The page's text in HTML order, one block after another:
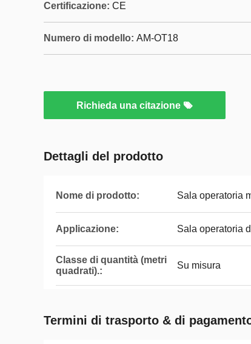
Certificazione: CE
Numero di modello: AM-OT18
Richieda una citazione
Dettagli del prodotto
Nome di prodotto: Sala operatoria
Applicazione: Sala operatoria
Classe di quantità (metri
quadrati).:
Su misura
Termini di trasporto & di